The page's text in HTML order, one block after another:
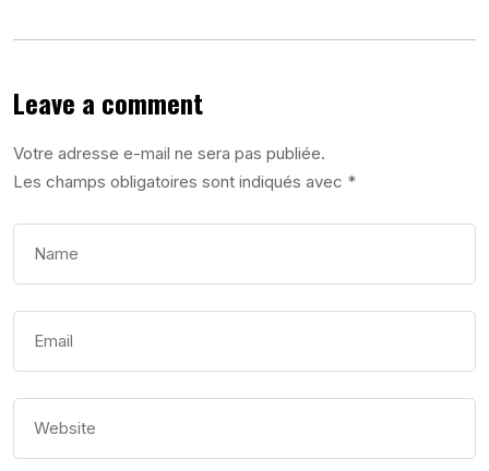
Leave a comment
Votre adresse e-mail ne sera pas publiée.
Les champs obligatoires sont indiqués avec *